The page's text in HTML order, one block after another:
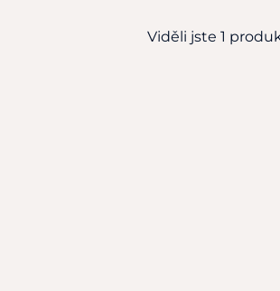
Viděli jste 1